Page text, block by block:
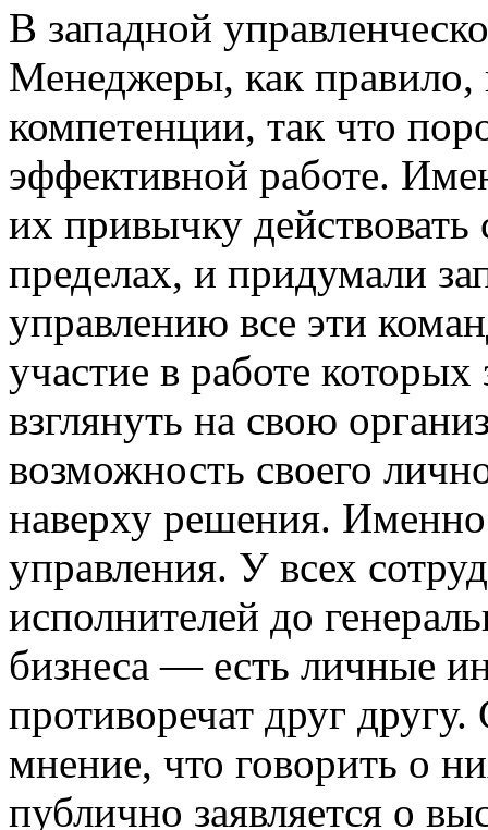
В западной
Менеджеры, как правило,
компетенции, так что
эффективной работе.
их привычку
пределах, и придумали
управлению все эти
участие в работе которых
взглянуть на свою
возможность своего
наверху решения.
управления. У всех
исполнителей до
бизнеса — есть личные
противоречат друг
мнение, что говорить о
публично заявляется о